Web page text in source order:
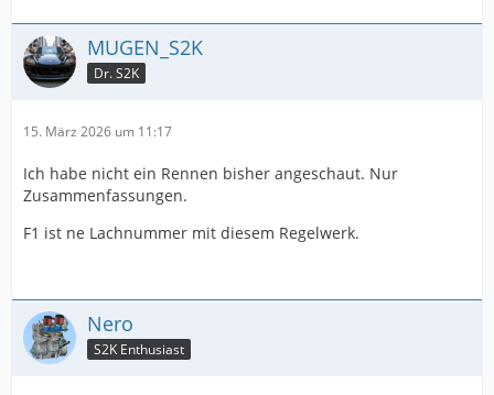
MUGEN_S2K
Dr. S2K
15. März 2026 um 11:17
Ich habe nicht ein Rennen bisher angeschaut. Nur
Zusammenfassungen.
F1 ist ne Lachnummer mit diesem Regelwerk.
Nero
S2K Enthusiast